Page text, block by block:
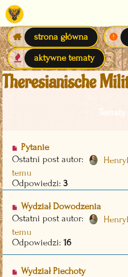
strona główna
aktywne tematy
Theresianische
Tematy
Pytanie
Ostatni post autor:
temu
Odpowiedzi: 3
Wydział Dowodzenia
Ostatni post autor:
temu
Odpowiedzi: 16
Wydział Piechoty